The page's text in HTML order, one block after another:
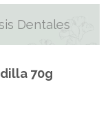
Dentales
70g